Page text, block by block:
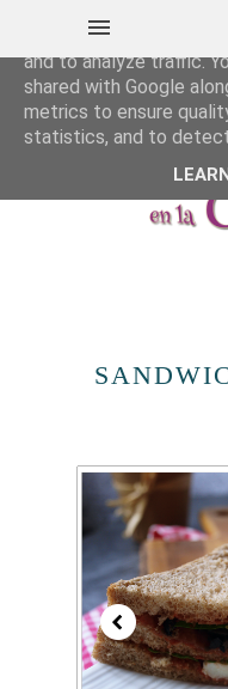
This site uses cookies
and to analyze traffic.
shared with Google
metrics to ensure
statistics, and to detect